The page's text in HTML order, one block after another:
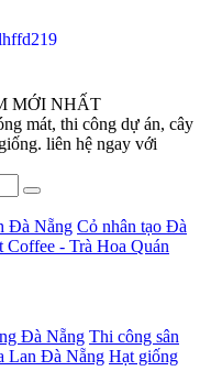
MỚI NHẤT
mát, thi công dự án, cây
liên hệ ngay với
Đà Nẵng Cỏ nhân tạo Đà
Coffee - Trà Hoa Quán
Đà Nẵng Thi công sân
Lan Đà Nẵng Hạt giống